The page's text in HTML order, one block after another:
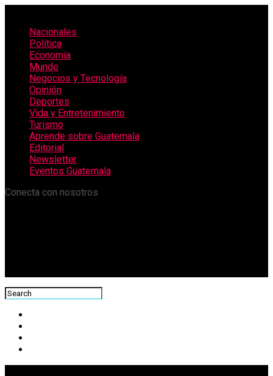
Nacionales
Política
Economía
Mundo
Negocios y Tecnología
Opinión
Deportes
Vida y Entretenimiento
Turismo
Aprende sobre Guatemala
Editorial
Newsletter
Eventos Guatemala
Conecta con nosotros